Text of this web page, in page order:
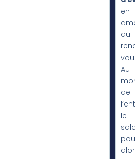
en
du
Au
de
le